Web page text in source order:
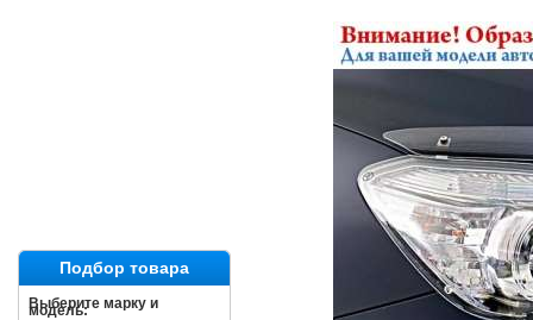
Подбор товара
Выберите марку и
модель: